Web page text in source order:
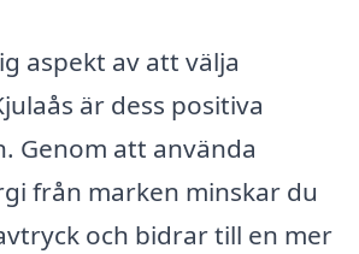
aspekt av att välja
är dess positiva
Genom att använda
från marken minskar du
och bidrar till en mer